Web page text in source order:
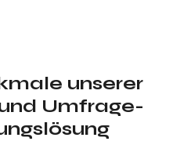
unserer
Umfrage-